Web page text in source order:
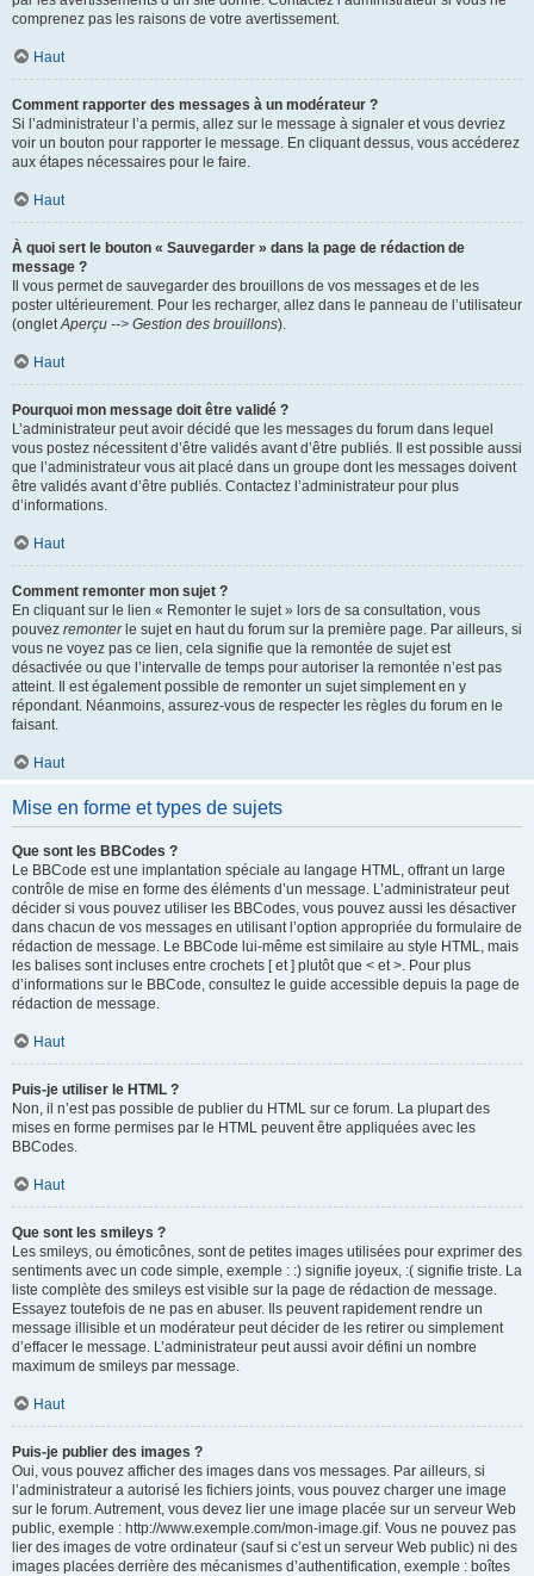
comprenez pas les raisons de votre avertissement.
Haut
Comment rapporter des messages à un modérateur ?
Si l’administrateur l’a permis, allez sur le message à signaler et vous devriez
voir un bouton pour rapporter le message. En cliquant dessus, vous accéderez
aux étapes nécessaires pour le faire.
Haut
À quoi sert le bouton « Sauvegarder » dans la page de rédaction de
message ?
Il vous permet de sauvegarder des brouillons de vos messages et de les
poster ultérieurement. Pour les recharger, allez dans le panneau de l’utilisateur
(ongletAperçu --> Gestion des brouillons).
Haut
Pourquoi mon message doit être validé ?
L’administrateur peut avoir décidé que les messages du forum dans lequel
vous postez nécessitent d’être validés avant d’être publiés. Il est possible aussi
que l’administrateur vous ait placé dans un groupe dont les messages doivent
être validés avant d’être publiés. Contactez l’administrateur pour plus
d’informations.
Haut
Comment remonter mon sujet ?
En cliquant sur le lien « Remonter le sujet » lors de sa consultation, vous
pouvez remonterle sujet en haut du forum sur la première page. Par ailleurs, si
vous ne voyez pas ce lien, cela signifie que la remontée de sujet est
désactivée ou que l’intervalle de temps pour autoriser la remontée n’est pas
atteint. Il est également possible de remonter un sujet simplement en y
répondant. Néanmoins, assurez-vous de respecter les règles du forum en le
faisant.
Haut
Mise en forme et types de sujets
Que sont les BBCodes ?
Le BBCode est une implantation spéciale au langage HTML, offrant un large
contrôle de mise en forme des éléments d’un message. L’administrateur peut
décider si vous pouvez utiliser les BBCodes, vous pouvez aussi les désactiver
dans chacun de vos messages en utilisant l’option appropriée du formulaire de
rédaction de message. Le BBCode lui-même est similaire au style HTML, mais
les balises sont incluses entre crochets [ et ] plutôt que < et >. Pour plus
d’informations sur le BBCode, consultez le guide accessible depuis la page de
rédaction de message.
Haut
Puis-je utiliser le HTML ?
Non, il n’est pas possible de publier du HTML sur ce forum. La plupart des
mises en forme permises par le HTML peuvent être appliquées avec les
BBCodes.
Haut
Que sont les smileys ?
Les smileys, ou émoticônes, sont de petites images utilisées pour exprimer des
sentiments avec un code simple, exemple : :) signifie joyeux, :( signifie triste. La
liste complète des smileys est visible sur la page de rédaction de message.
Essayez toutefois de ne pas en abuser. Ils peuvent rapidement rendre un
message illisible et un modérateur peut décider de les retirer ou simplement
d’effacer le message. L’administrateur peut aussi avoir défini un nombre
maximum de smileys par message.
Haut
Puis-je publier des images ?
Oui, vous pouvez afficher des images dans vos messages. Par ailleurs, si
l’administrateur a autorisé les fichiers joints, vous pouvez charger une image
sur le forum. Autrement, vous devez lier une image placée sur un serveur Web
public, exemple : http://www.exemple.com/mon-image.gif. Vous ne pouvez pas
lier des images de votre ordinateur (sauf si c’est un serveur Web public) ni des
images placées derrière des mécanismes d’authentification, exemple : boîtes